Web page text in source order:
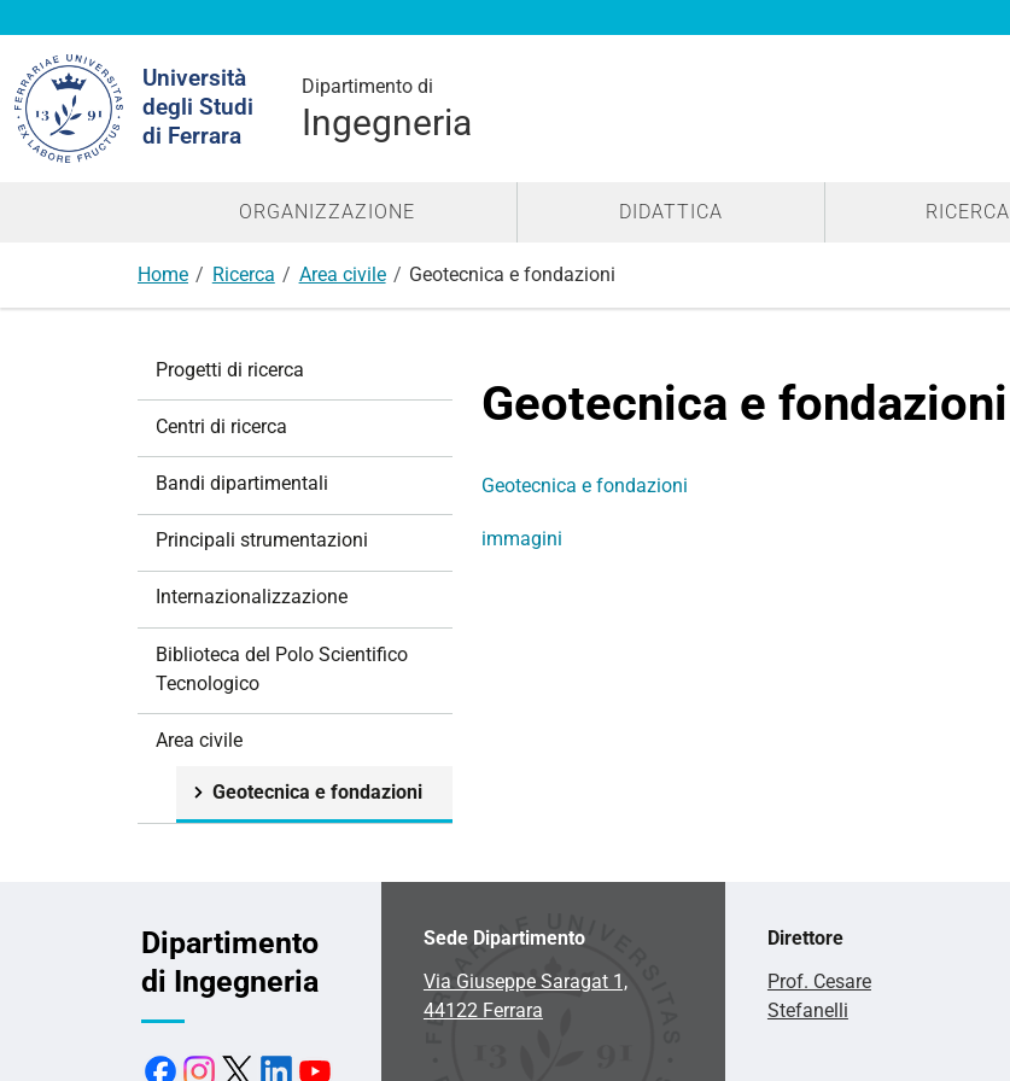
Università
degli Studi
di Ferrara
Dipartimento di
Ingegneria
nel
sito
ORGANIZZAZIONE DIDATTICA RICERCA
Home Ricerca Area civile Geotecnica e fondazioni
Geotecnica e fondazioni
Geotecnica e fondazioni
immagini
Progetti di ricerca
Centri di ricerca
Bandi dipartimentali
Principali strumentazioni
Internazionalizzazione
Biblioteca del Polo Scientifico
Tecnologico
Area civile
Geotecnica e fondazioni
Dipartimento
di Ingegneria
Sede Dipartimento
Via Giuseppe Saragat 1,
44122 Ferrara
Direttore
Prof. Cesare
Stefanelli